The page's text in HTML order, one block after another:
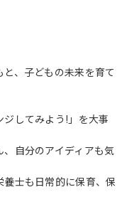
、子どもの未来を育て
してみよう!」を大事
自分のアイディアも気
士も日常的に保育、保